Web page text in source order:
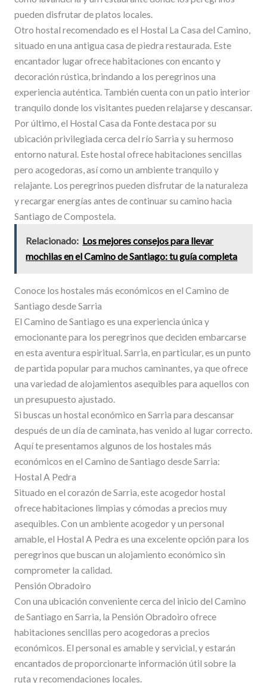
pueden disfrutar de platos locales.
Otro hostal recomendado es el Hostal La Casa del Camino,
situado en una antigua casa de piedra restaurada. Este
encantador lugar ofrece habitaciones con encanto y
decoración rústica, brindando a los peregrinos una
experiencia auténtica. También cuenta con un patio interior
tranquilo donde los visitantes pueden relajarse y descansar.
Por último, el Hostal Casa da Fonte destaca por su
ubicación privilegiada cerca del río Sarria y su hermoso
entorno natural. Este hostal ofrece habitaciones sencillas
pero acogedoras, así como un ambiente tranquilo y
relajante. Los peregrinos pueden disfrutar de la naturaleza
y recargar energías antes de continuar su camino hacia
Santiago de Compostela.
Relacionado: Los mejores consejos para llevar
mochilas en el Camino de Santiago: tu guía completa
Conoce los hostales más económicos en el Camino de
Santiago desde Sarria
El Camino de Santiago es una experiencia única y
emocionante para los peregrinos que deciden embarcarse
en esta aventura espiritual. Sarria, en particular, es un punto
de partida popular para muchos caminantes, ya que ofrece
una variedad de alojamientos asequibles para aquellos con
un presupuesto ajustado.
Si buscas un hostal económico en Sarria para descansar
después de un día de caminata, has venido al lugar correcto.
Aquí te presentamos algunos de los hostales más
económicos en el Camino de Santiago desde Sarria:
Hostal A Pedra
Situado en el corazón de Sarria, este acogedor hostal
ofrece habitaciones limpias y cómodas a precios muy
asequibles. Con un ambiente acogedor y un personal
amable, el Hostal A Pedra es una excelente opción para los
peregrinos que buscan un alojamiento económico sin
comprometer la calidad.
Pensión Obradoiro
Con una ubicación conveniente cerca del inicio del Camino
de Santiago en Sarria, la Pensión Obradoiro ofrece
habitaciones sencillas pero acogedoras a precios
económicos. El personal es amable y servicial, y estarán
encantados de proporcionarte información útil sobre la
ruta y recomendaciones locales.